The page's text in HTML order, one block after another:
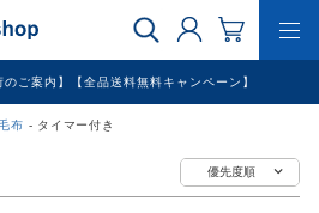
のご案内】【全品送料無料キャンペーン】
布 タイマー付き
優先度順